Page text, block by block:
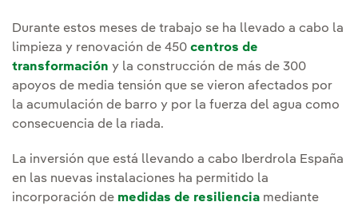
Durante estos meses de trabajo se ha llevado a cabo la
limpieza y renovación de 450 centros de
transformación y la construcción de más de 300
apoyos de media tensión que se vieron afectados por
la acumulación de barro y por la fuerza del agua como
consecuencia de la riada.
La inversión que está llevando a cabo Iberdrola España
en las nuevas instalaciones ha permitido la
incorporación de medidas de resiliencia mediante